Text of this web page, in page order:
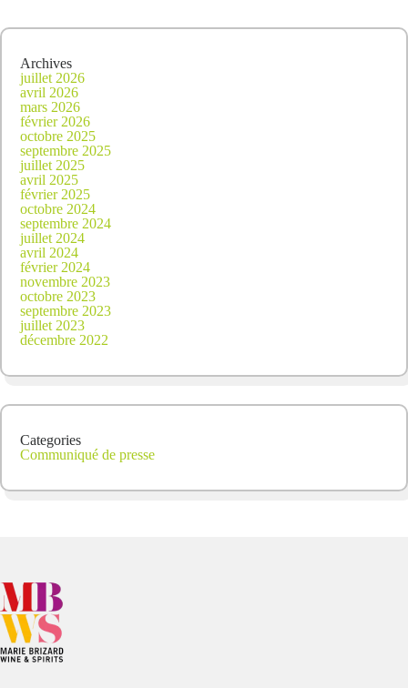
Archives
juillet 2026
avril 2026
mars 2026
février 2026
octobre 2025
septembre 2025
juillet 2025
avril 2025
février 2025
octobre 2024
septembre 2024
juillet 2024
avril 2024
février 2024
novembre 2023
octobre 2023
septembre 2023
juillet 2023
décembre 2022
Categories
Communiqué de presse